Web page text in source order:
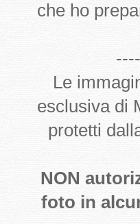
che ho
Le
esclusiva di
protetti
NON
foto in